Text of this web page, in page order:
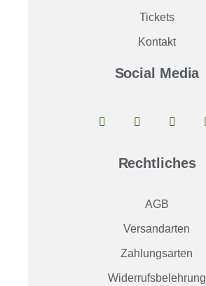
Tickets
Kontakt
Social Media
Rechtliches
AGB
Versandarten
Zahlungsarten
Widerrufsbelehrung